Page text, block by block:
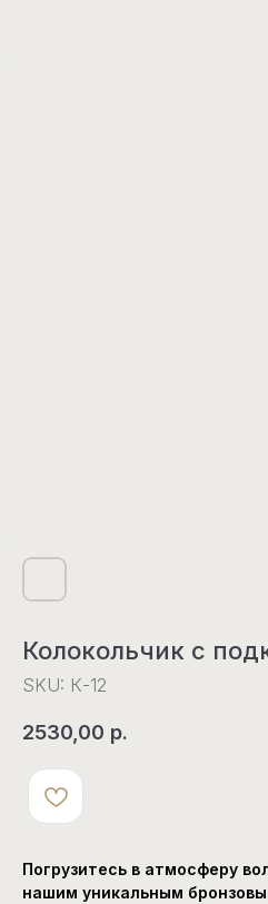
Колокольчик с
SKU: К-12
2530,00 р.
Погрузитесь в атмосферу
нашим уникальным